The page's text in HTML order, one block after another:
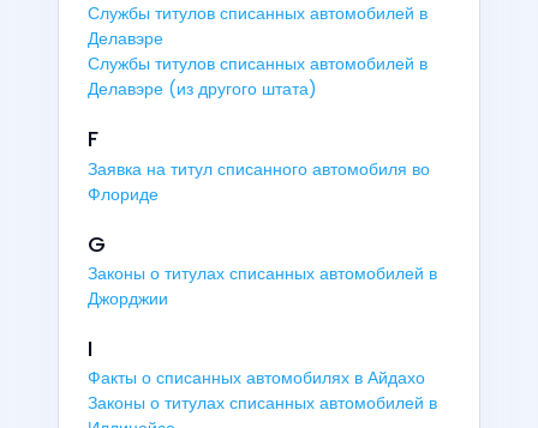
Службы титулов списанных автомобилей в
Делавэре
Службы титулов списанных автомобилей в
Делавэре (из другого штата)
F
Заявка на титул списанного автомобиля во
Флориде
G
Законы о титулах списанных автомобилей в
Джорджии
I
Факты о списанных автомобилях в Айдахо
Законы о титулах списанных автомобилей в